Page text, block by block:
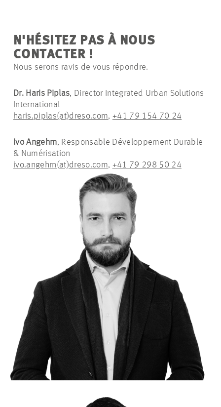
N'HÉSITEZ PAS À NOUS
CONTACTER !
Nous serons ravis de vous répondre.
Dr. Haris Piplas, Director Integrated Urban Solutions
International
haris.piplas(at)dreso.com, +41 79 154 70 24
Ivo Angehrn, Responsable Développement Durable
& Numérisation
ivo.angehrn(at)dreso.com, +41 79 298 50 24